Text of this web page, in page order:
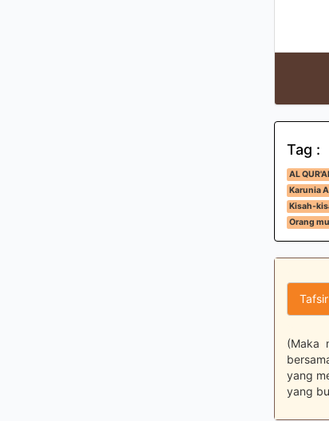
Tag :
AL
Karunia
Kisah-
Orang
(Maka
yang
yang